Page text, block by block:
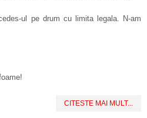
ul pe drum cu limita legala. N-am
CITESTE MAI MULT...